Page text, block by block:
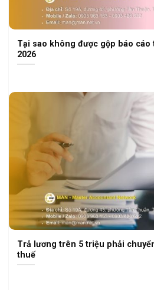
Tại sao không được gộp báo cáo
2026
Trả lương trên 5 triệu phải
thuế